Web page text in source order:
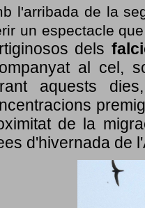
l'arribada de la
un espectacle
dels
al cel,
aquests
de la
d'hivernada de